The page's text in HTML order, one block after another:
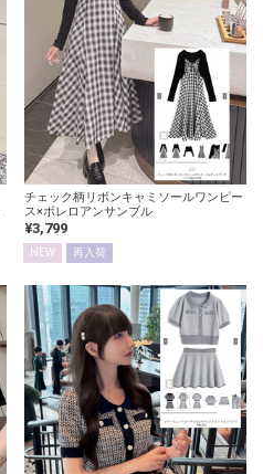
チェック柄リボンキャミソールワンピー
ス×ボレロアンサンブル
¥3,799
NEW 再入荷